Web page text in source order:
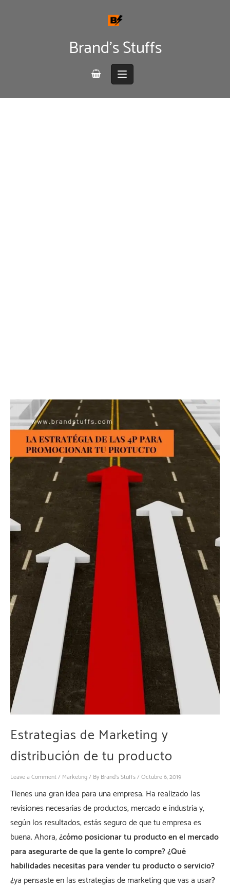
Brand's Stuffs
Estrategias de Marketing y
distribución de tu producto
Leave a Comment/ Marketing/ By Brand's Stuffs/Octubre 6, 2019
Tienes una gran idea para una empresa. Ha realizado las
revisiones necesarias de productos, mercado e industria y,
según los resultados, estás seguro de que tu empresa es
buena. Ahora,¿cómo posicionar tu producto en el mercado
para asegurarte de que la gente lo compre? ¿Qué
habilidades necesitas para vender tu producto o servicio?
¿ya pensaste en las estrategias de marketing que vas a usar?